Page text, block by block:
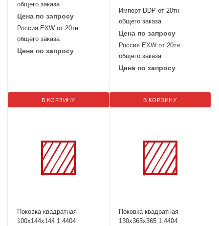
общего заказа
Цена по запросу
Россия EXW от 20тн
общего заказа
Цена по запросу
В КОРЗИНУ
Импорт DDP от 20тн
общего заказа
Цена по запросу
Россия EXW от 20тн
общего заказа
Цена по запросу
В КОРЗИНУ
Поковка квадратная
100х144х144 1.4404
Поковка квадратная
130х365х365 1.4404